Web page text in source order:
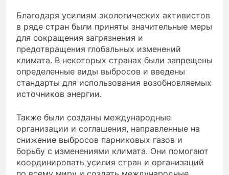
Благодаря усилиям экологических активистов
в ряде стран были приняты значительные меры
для сокращения загрязнения и
предотвращения глобальных изменений
климата. В некоторых странах были запрещены
определенные виды выбросов и введены
стандарты для использования возобновляемых
источников энергии.
Также были созданы международные
организации и соглашения, направленные на
снижение выбросов парниковых газов и
борьбу с изменениями климата. Они помогают
координировать усилия стран и организаций